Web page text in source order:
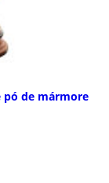
pó de mármore